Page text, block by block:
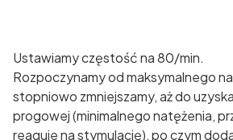
Ustawiamy częstość na 80/min.
Rozpoczynamy od maksymalnego
stopniowo zmniejszamy, aż do
progowej (minimalnego natężenia,
reaguje na stymulację), po czym